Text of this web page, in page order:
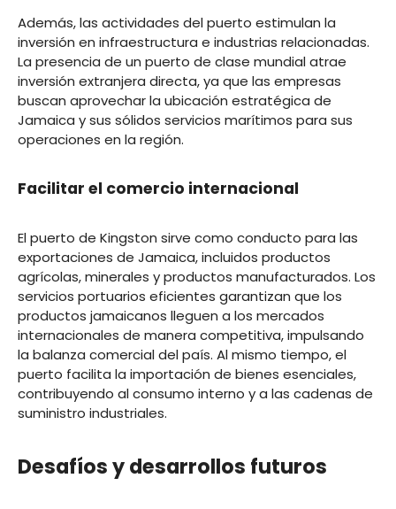
Además, las actividades del puerto estimulan la
inversión en infraestructura e industrias relacionadas.
La presencia de un puerto de clase mundial atrae
inversión extranjera directa, ya que las empresas
buscan aprovechar la ubicación estratégica de
Jamaica y sus sólidos servicios marítimos para sus
operaciones en la región.
Facilitar el comercio internacional
El puerto de Kingston sirve como conducto para las
exportaciones de Jamaica, incluidos productos
agrícolas, minerales y productos manufacturados. Los
servicios portuarios eficientes garantizan que los
productos jamaicanos lleguen a los mercados
internacionales de manera competitiva, impulsando
la balanza comercial del país. Al mismo tiempo, el
puerto facilita la importación de bienes esenciales,
contribuyendo al consumo interno y a las cadenas de
suministro industriales.
Desafíos y desarrollos futuros